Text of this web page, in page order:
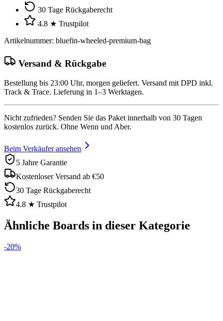
30 Tage Rückgaberecht
4.8 ★ Trustpilot
Artikelnummer: bluefin-wheeled-premium-bag
Versand & Rückgabe
Bestellung bis 23:00 Uhr, morgen geliefert. Versand mit DPD inkl.
Track & Trace. Lieferung in 1–3 Werktagen.
Nicht zufrieden? Senden Sie das Paket innerhalb von 30 Tagen
kostenlos zurück. Ohne Wenn und Aber.
Beim Verkäufer ansehen
5 Jahre Garantie
Kostenloser Versand ab €50
30 Tage Rückgaberecht
4.8 ★ Trustpilot
Ähnliche Boards in dieser Kategorie
-20%